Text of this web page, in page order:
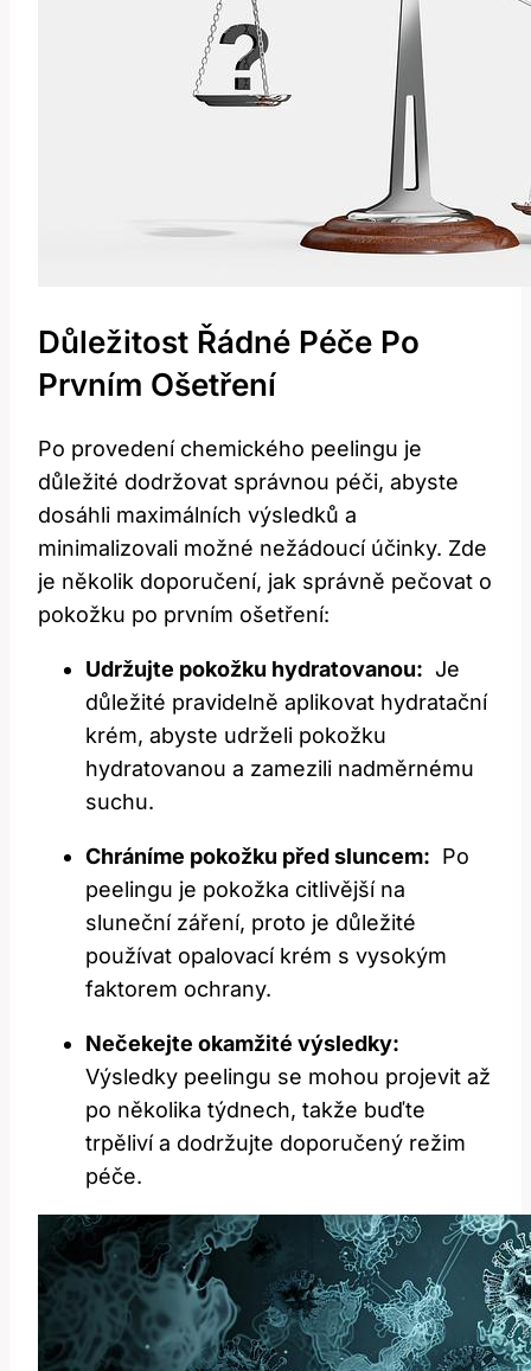
Důležitost⁢ Řádné Péče Po
‌prvním Ošetření
Po provedení chemického peelingu ⁤je
důležité dodržovat správnou⁣ péči, ‍abyste
dosáhli maximálních výsledků ⁢a
minimalizovali možné nežádoucí účinky. Zde
je ‌několik doporučení, jak ‌správně⁤ pečovat o
pokožku po prvním ošetření:
Udržujte pokožku ⁣hydratovanou: ⁤ Je⁤
důležité pravidelně aplikovat⁤ hydratační
krém, abyste‍ udrželi pokožku
hydratovanou​ a zamezili nadměrnému
suchu.
Chráníme pokožku před sluncem: ‌ Po‍
peelingu ​je pokožka citlivější na
sluneční záření,⁢ proto je důležité
používat opalovací krém s vysokým
faktorem ochrany.
Nečekejte okamžité ⁤výsledky:
Výsledky ‍peelingu se mohou ⁣projevit až
po ‍několika ⁤týdnech, takže buďte
trpěliví ‌a dodržujte ‍doporučený režim
péče.